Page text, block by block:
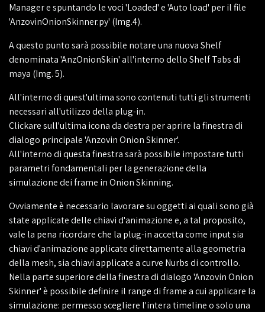
Manager e spuntando le voci 'Loaded' e 'Auto load' per il file
'AnzovinOnionSkinner.py' (Img.4).
A questo punto sarà possibile notare una nuova Shelf
denominata 'AnzOnionSkin' all'interno dello Shelf Tabs di
maya (Img. 5).
All'interno di quest'ultima sono contenuti tutti gli strumenti
necessari all'utilizzo della plug-in.
Clickare sull'ultima icona da destra per aprire la finestra di
dialogo principale 'Anzovin Onion Skinner'.
All'interno di questa finestra sarà possibile impostare tutti
parametri fondamentali per la generazione della
simulazione dei frame in Onion Skinning.
Ovviamente è necessario lavorare su oggetti ai quali sono già
state applicate delle chiavi d'animazione e, a tal proposito,
vale la pena ricordare che la plug-in accetta come input sia
chiavi d'animazione applicate direttamente alla geometria
della mesh, sia chiavi applicate a curve Nurbs di controllo.
Nella parte superiore della finestra di dialogo 'Anzovin Onion
Skinner' è possibile definire il range di frame a cui applicare la
simulazione: permesso scegliere l'intera timeline o solo una